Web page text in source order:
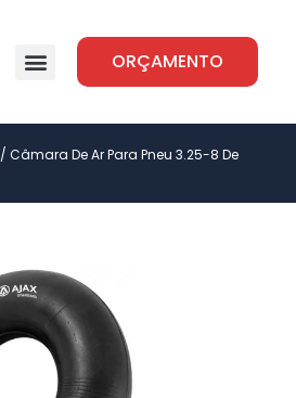
ORÇAMENTO
/ Câmara De Ar Para Pneu 3.25-8 De